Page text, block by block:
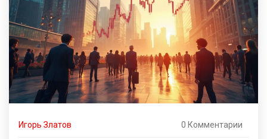
Игорь Златов 0 Комментарии